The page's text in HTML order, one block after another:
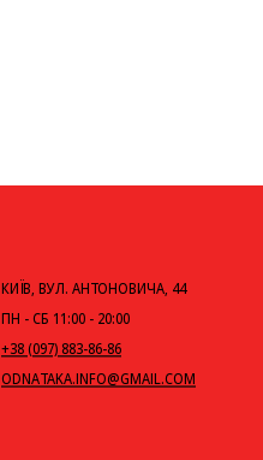
КИЇВ, ВУЛ. АНТОНОВИЧА, 44
ПН - СБ 11:00 - 20:00
+38 (097) 883-86-86
ODNATAKA.INFO@GMAIL.COM